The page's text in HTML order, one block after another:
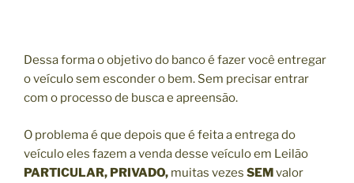
Dessa forma o objetivo do banco é fazer você entregar
o veículo sem esconder o bem. Sem precisar entrar
com o processo de busca e apreensão.
O problema é que depois que é feita a entrega do
veículo eles fazem a venda desse veículo em Leilão
PARTICULAR, PRIVADO, muitas vezes SEMvalor